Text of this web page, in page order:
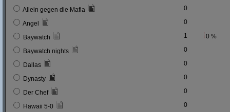
Allein gegen die Mafia 0
Angel 0
Baywatch 1 0 %
Baywatch nights 0
Dallas 0
Dynasty 0
Der Chef 0
Hawaii 5-0 0